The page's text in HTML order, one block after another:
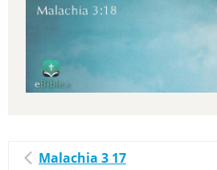
Malachia 3 17